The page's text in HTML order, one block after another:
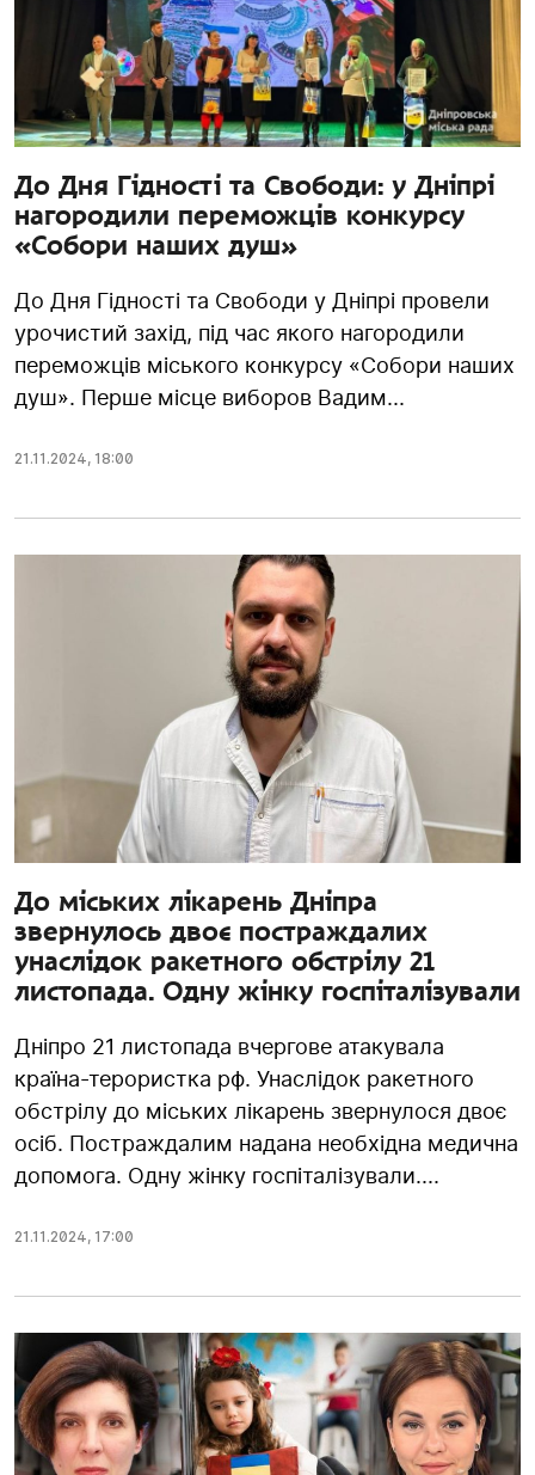
До Дня Гідності та Свободи: у Дніпрі
нагородили переможців конкурсу
«Собори наших душ»
До Дня Гідності та Свободи у Дніпрі провели
урочистий захід, під час якого нагородили
переможців міського конкурсу «Собори наших
душ». Перше місце виборов Вадим...
21.11.2024, 18:00
До міських лікарень Дніпра
звернулось двоє постраждалих
унаслідок ракетного обстрілу 21
листопада. Одну жінку госпіталізували
Дніпро 21 листопада вчергове атакувала
країна-терористка рф. Унаслідок ракетного
обстрілу до міських лікарень звернулося двоє
осіб. Постраждалим надана необхідна медична
допомога. Одну жінку госпіталізували....
21.11.2024, 17:00